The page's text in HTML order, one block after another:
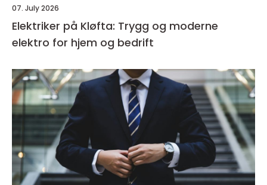
07. July 2026
Elektriker på Kløfta: Trygg og moderne
elektro for hjem og bedrift